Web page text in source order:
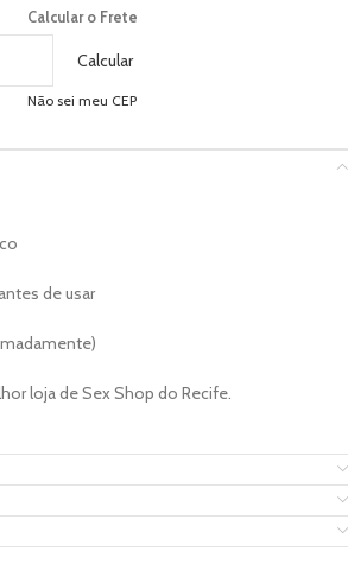
Calcular o Frete
Calcular
Não sei meu CEP
de usar
loja de Sex Shop do Recife.